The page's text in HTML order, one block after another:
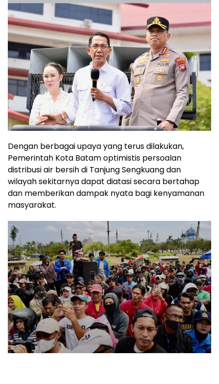
Dengan berbagai upaya yang terus dilakukan,
Pemerintah Kota Batam optimistis persoalan
distribusi air bersih di Tanjung Sengkuang dan
wilayah sekitarnya dapat diatasi secara bertahap
dan memberikan dampak nyata bagi kenyamanan
masyarakat.